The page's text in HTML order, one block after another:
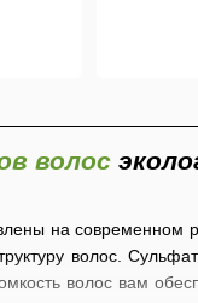
волос
на современном
волос.
волос вам